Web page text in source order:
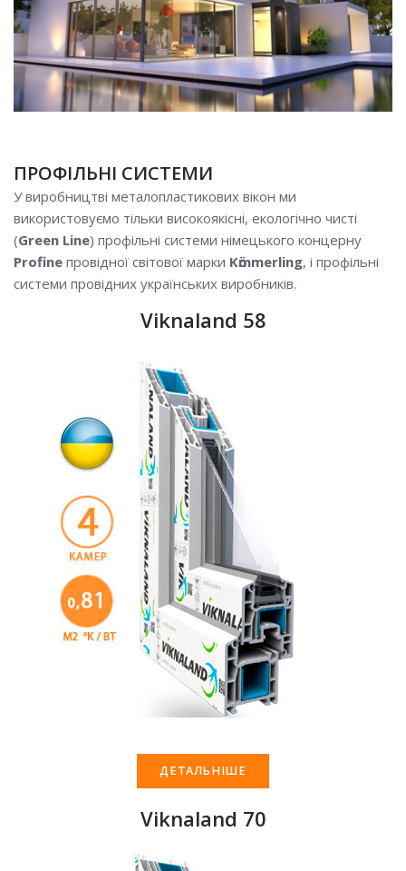
ПРОФІЛЬНІ СИСТЕМИ
У виробництві металопластикових вікон ми
використовуємо тільки високоякісні, екологічно чисті
(Green Line) профільні системи німецького концерну
Profineпровідної світової марки Kӧmmerling, і профільні
системи провідних українських виробників.
Viknaland 58
ДЕТАЛЬНІШЕ
Viknaland 70